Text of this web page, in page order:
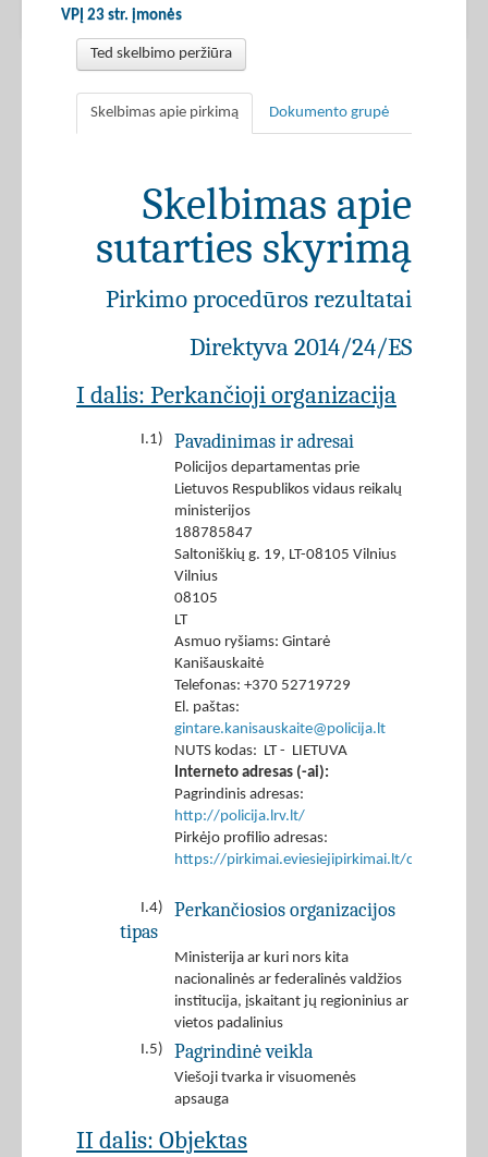
VPĮ 23 str. įmonės
Ted skelbimo peržiūra
Skelbimas apie pirkimą Dokumento grupė
Skelbimas apie
sutarties skyrimą
Pirkimo procedūros rezultatai
Direktyva 2014/24/ES
I dalis: Perkančioji organizacija
I.1) Pavadinimas ir adresai
Policijos departamentas prie
Lietuvos Respublikos vidaus reikalų
ministerijos
188785847
Saltoniškių g. 19, LT-08105 Vilnius
Vilnius
08105
LT
Asmuo ryšiams: Gintarė
Kanišauskaitė
Telefonas: +370 52719729
El. paštas:
gintare.kanisauskaite@policija.lt
NUTS kodas: LT - LIETUVA
Interneto adresas (-ai):
Pagrindinis adresas:
http://policija.lrv.lt/
Pirkėjo profilio adresas:
https://pirkimai.eviesiejipirkimai.lt/ctm/
I.4)
Perkančiosios organizacijos
tipas
Ministerija ar kuri nors kita
nacionalinės ar federalinės valdžios
institucija, įskaitant jų regioninius ar
vietos padalinius
I.5)
Pagrindinė veikla
Viešoji tvarka ir visuomenės
apsauga
II dalis: Objektas